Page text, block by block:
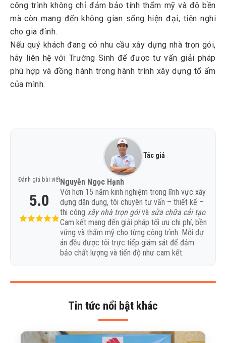
công trình không chỉ đảm bảo tính thẩm mỹ và độ bền
mà còn mang đến không gian sống hiện đại, tiện nghi
cho gia đình.
Nếu quý khách đang có nhu cầu xây dựng nhà trọn gói,
hãy liên hệ với Trường Sinh để được tư vấn giải pháp
phù hợp và đồng hành trong hành trình xây dựng tổ ấm
của mình.
Đánh giá bài viết
5.0
Tác giả
Nguyễn Ngọc Hạnh
Với hơn 15 năm kinh nghiệm trong lĩnh vực xây
dựng dân dụng, tôi chuyên tư vấn – thiết kế –
thi công xây nhà trọn góivà sửa chữa cải tạo.
Cam kết mang đến giải pháp tối ưu chi phí, bền
vững và thẩm mỹ cho từng công trình. Mỗi dự
án đều được tôi trực tiếp giám sát để đảm
bảo chất lượng và tiến độ như cam kết.
Tin tức nổi bật khác